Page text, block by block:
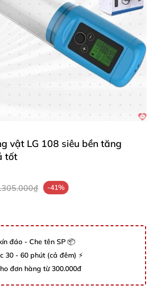
vật LG 108 siêu bền tăng
tốt
-41%
đáo - Che tên SP 📦
30 - 60 phút (cả đêm) ⚡
đơn hàng từ 300.000đ